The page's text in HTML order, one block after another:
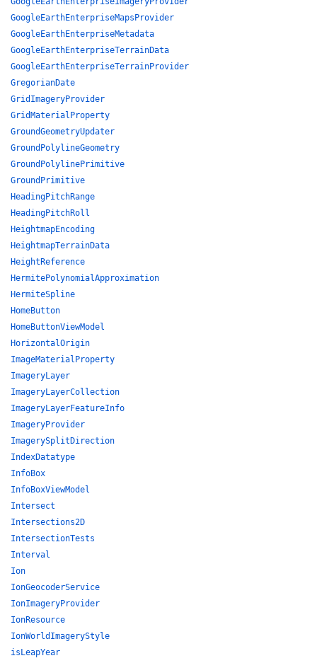
GoogleEarthEnterpriseMapsProvider
GoogleEarthEnterpriseMetadata
GoogleEarthEnterpriseTerrainData
GoogleEarthEnterpriseTerrainProvider
GregorianDate
GridImageryProvider
GridMaterialProperty
GroundGeometryUpdater
GroundPolylineGeometry
GroundPolylinePrimitive
GroundPrimitive
HeadingPitchRange
HeadingPitchRoll
HeightmapEncoding
HeightmapTerrainData
HeightReference
HermitePolynomialApproximation
HermiteSpline
HomeButton
HomeButtonViewModel
HorizontalOrigin
ImageMaterialProperty
ImageryLayer
ImageryLayerCollection
ImageryLayerFeatureInfo
ImageryProvider
ImagerySplitDirection
IndexDatatype
InfoBox
InfoBoxViewModel
Intersect
Intersections2D
IntersectionTests
Interval
Ion
IonGeocoderService
IonImageryProvider
IonResource
IonWorldImageryStyle
isLeapYear